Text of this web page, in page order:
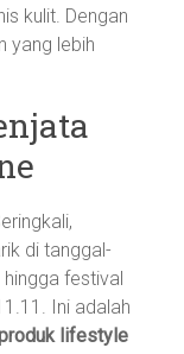
kulit. Dengan
yang lebih
di tanggal-
festival
Ini adalah
lifestyle